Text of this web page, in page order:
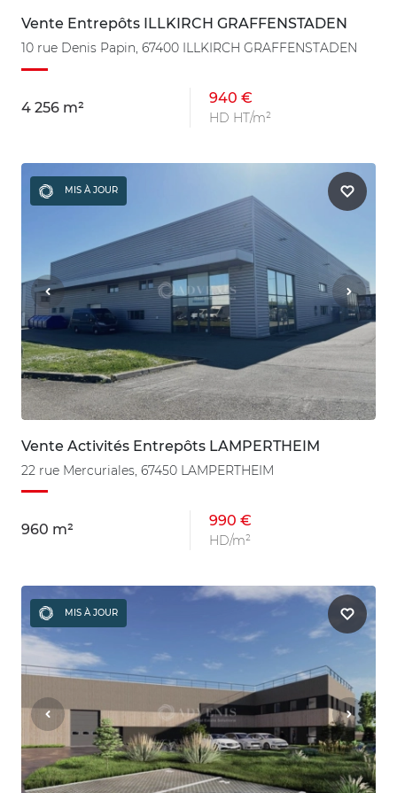
Vente Entrepôts ILLKIRCH GRAFFENSTADEN
10 rue Denis Papin, 67400 ILLKIRCH GRAFFENSTADEN
4 256 m²
940 €
HD HT/m²
MIS À JOUR
Vente Activités Entrepôts LAMPERTHEIM
22 rue Mercuriales, 67450 LAMPERTHEIM
960 m²
990 €
HD/m²
MIS À JOUR